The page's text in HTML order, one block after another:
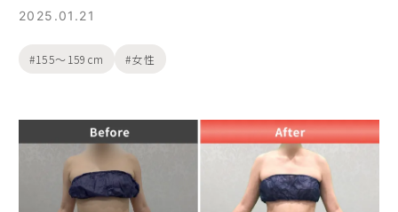
2025.01.21
155〜159cm 女性